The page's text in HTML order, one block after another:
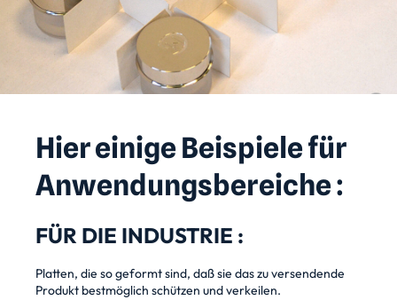
Hier einige Beispiele für
Anwendungsbereiche :
FÜR DIE INDUSTRIE :
Platten, die so geformt sind, daß sie das zu versendende
Produkt bestmöglich schützen undverkeilen.